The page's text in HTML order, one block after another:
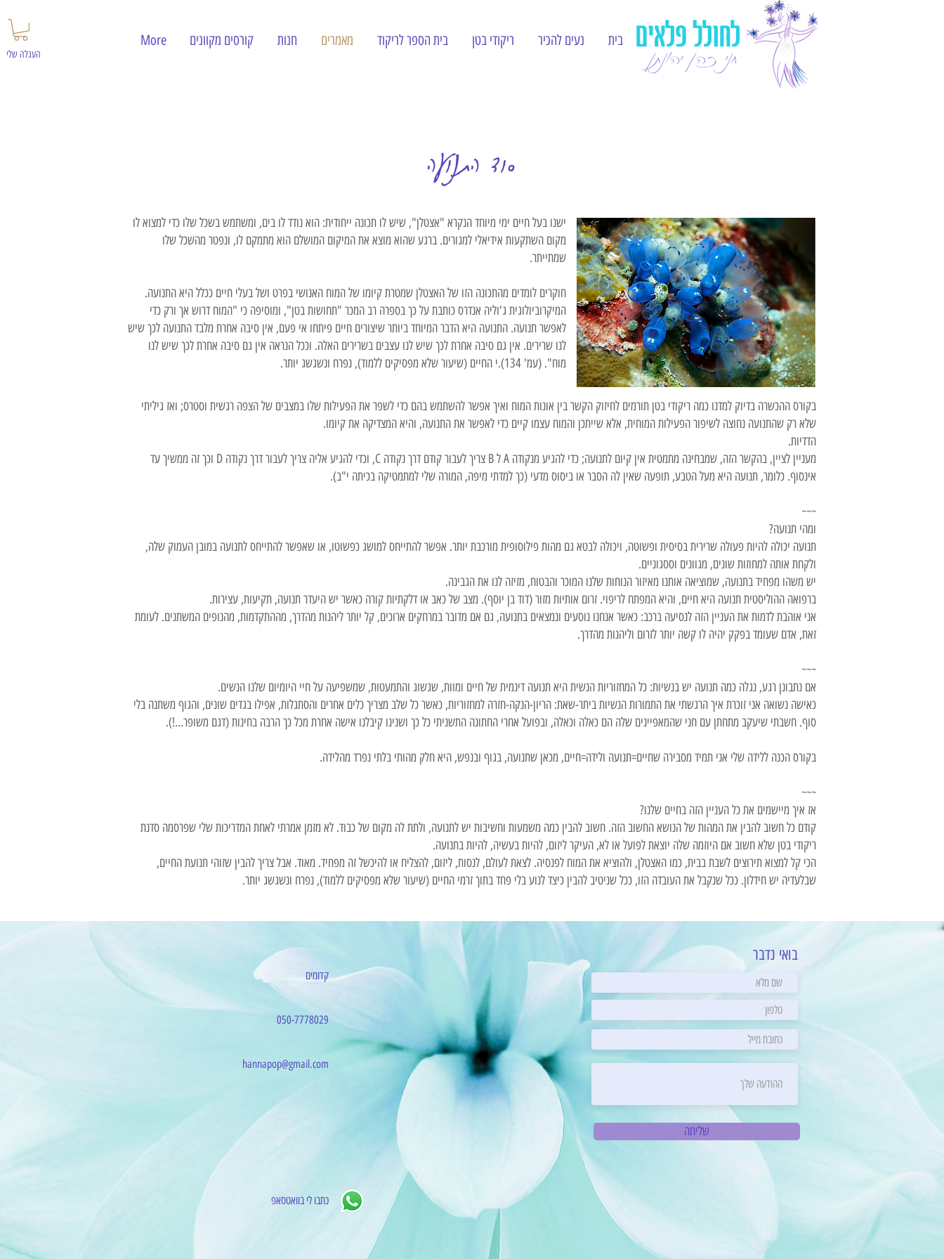
העגלה שלי
בית נעים להכיר ריקודי בטן בית הספר לריקוד מאמרים חנות קורסים מקוונים More
סוד התנועה
ישנו בעל חיים ימי מיוחד הנקרא "אצטלן", שיש לו תכונה ייחודית: הוא נודד לו בים, ומשתמש בשכל שלו כדי למצוא לו
מקום השתקעות אידיאלי למגורים. ברגע שהוא מוצא את המיקום המושלם הוא מתמקם לו, ונפטר מהשכל שלו
שמתייתר.
חוקרים לומדים מהתכונה הזו של האצטלן שמטרת קיומו של המוח האנושי בפרט ושל בעלי חיים ככלל היא התנועה.
המיקרוביולוגית ג'וליה אנדרס כותבת על כך בספרה רב המכר "תחושות בטן", ומוסיפה כי "המוח דרוש אך ורק כדי
לאפשר תנועה. התנועה היא הדבר המיוחד ביותר שיצורים חיים פיתחו אי פעם, אין סיבה אחרת מלבד התנועה לכך שיש
לנו שרירים. אין גם סיבה אחרת לכך שיש לנו עצבים בשרירים האלה. וככל הנראה אין גם סיבה אחרת לכך שיש לנו
מוח". (עמ' 134).
י החיים (שיעור שלא מפסיקים ללמוד), נפרח ונשגשג יותר.
בקורס ההכשרה בדיוק למדנו כמה ריקודי בטן תורמים לחיזוק הקשר בין אונות המוח ואיך אפשר להשתמש בהם כדי לשפר את הפעילות שלו במצבים של הצפה רגשית וסטרס; ואז גיליתי
שלא רק שהתנועה נחוצה לשיפור הפעילות המוחית, אלא שייתכן והמוח עצמו קיים כדי לאפשר את התנועה, והיא המצדיקה את קיומו.
הדדיות.
מעניין לציין, בהקשר הזה, שמבחינה מתמטית אין קיום לתנועה; כדי להגיע מנקודה A ל B צריך לעבור קודם דרך נקודה C, וכדי להגיע אליה צריך לעבור דרך נקודה D וכך זה ממשיך עד
אינסוף. כלומר, תנועה היא מעל הטבע, תופעה שאין לה הסבר או ביסוס מדעי (כך למדתי מיפה, המורה שלי למתמטיקה בכיתה י"ב).
~~~
ומהי תנועה?
תנועה יכולה להיות פעולה שרירית בסיסית ופשוטה, ויכולה לבטא גם מהות פילוסופית מורכבת יותר. אפשר להתייחס למושג כפשוטו, או שאפשר להתייחס לתנועה במובן העמוק שלה,
ולקחת אותה למחוזות שונים, מגוונים וססגוניים.
יש משהו מפחיד בתנועה, שמוציאה אותנו מאיזור הנוחות שלנו המוכר והבטוח, מזיזה לנו את הגבינה.
ברפואה ההוליסטית תנועה היא חיים, והיא המפתח לריפוי. זרום אותיות מזור (דוד בן יוסף). מצב של כאב או דלקתיות קורה כאשר יש היעדר תנועה, תקיעות, עצירות.
אני אוהבת לדמות את העניין הזה לנסיעה ברכב: כאשר אנחנו נוסעים ונמצאים בתנועה, גם אם מדובר במרחקים ארוכים, קל יותר ליהנות מהדרך, מההתקדמות, מהנופים המשתנים. לעומת
זאת, אדם שעומד בפקק יהיה לו קשה יותר לזרום וליהנות מהדרך.
~~~
אם נתבונן רגע, נגלה כמה תנועה יש בנשיות: כל המחזוריות הנשית היא תנועה דינמית של חיים ומוות, שגשוג והתמעטות, שמשפיעה על חיי היומיום שלנו הנשים.
כאישה נשואה אני זוכרת איך הרגשתי את התמורות הנשיות ביתר-שאת: הריון-הנקה-חזרה למחזוריות, כאשר כל שלב מצריך כלים אחרים והסתגלות, אפילו בגדים שונים, והגוף משתנה בלי
סוף. חשבתי שיעקב מתחתן עם חני שהמאפיינים שלה הם כאלה וכאלה, ובפועל אחרי החתונה התשניתי כל כך ושנינו קיבלנו אישה אחרת מכל כך הרבה בחינות (דגם משופר...!).
בקורס הכנה ללידה שלי אני תמיד מסבירה שחיים=תנועה ולידה=חיים, מכאן שתנועה, בגוף ובנפש, היא חלק מהותי בלתי נפרד מהלידה.
~~~
אז איך מיישמים את כל העניין הזה בחיים שלנו?
קודם כל חשוב להבין את המהות של הנושא החשוב הזה. חשוב להבין כמה משמעות וחשיבות יש לתנועה, ולתת לה מקום של כבוד. לא מזמן אמרתי לאחת המדריכות שלי שפרסמה סדנת
ריקודי בטן שלא חשוב אם היוזמה שלה יוצאת לפועל או לא, העיקר ליזום, להיות בעשיה, להיות בתנועה.
הכי קל למצוא תירוצים לשבת בבית, כמו האצטלן, ולהוציא את המוח לפנסיה. לצאת לעולם, לנסות, ליזום, להצליח או להיכשל זה מפחיד. מאוד. אבל צריך להבין שזוהי תנועת החיים,
שבלעדיה יש חידלון. ככל שנקבל את העובדה הזו, ככל שניטיב להבין כיצד לנוע בלי פחד בתוך זרמי החיים (שיעור שלא מפסיקים ללמוד), נפרח ונשגשג יותר.
קדומים
050-7778029
hannapop@gmail.com
כתבו לי בוואטסאפ
בואי נדבר
שליחה